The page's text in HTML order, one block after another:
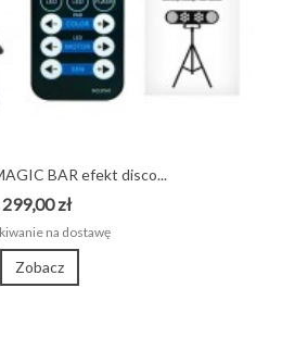
BAR efekt disco...
299,00 zł
na dostawę
Zobacz